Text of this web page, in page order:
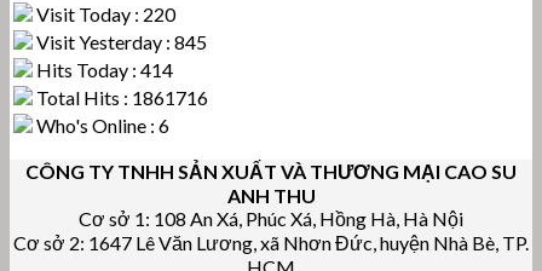
Visit Today : 220
Visit Yesterday : 845
Hits Today : 414
Total Hits : 1861716
Who's Online : 6
CÔNG TY TNHH SẢN XUẤT VÀ THƯƠNG MẠI CAO SU
ANH THU
Cơ sở 1: 108 An Xá, Phúc Xá, Hồng Hà, Hà Nội
Cơ sở 2: 1647 Lê Văn Lương, xã Nhơn Đức, huyện Nhà Bè, TP.